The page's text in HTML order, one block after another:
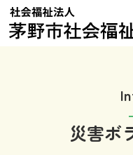
Skip
to
災害ボ